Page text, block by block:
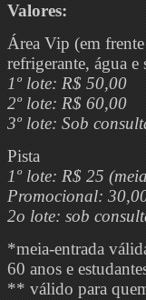
Valores:
Área Vip (em
refrigerante, água e
1º lote: R$ 50,00
2º lote: R$ 60,00
3º lote: Sob
Pista
1º lote: R$ 25
Promocional:
2o lote: sob
*meia-entrada
60 anos e
** válido para